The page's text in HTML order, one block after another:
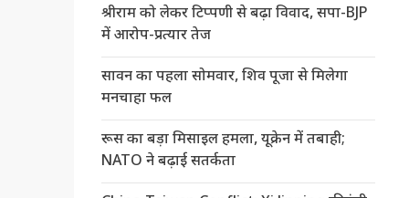
श्रीराम को लेकर टिप्पणी से बढ़ा विवाद, सपा-BJP
में आरोप-प्रत्यार तेज
सावन का पहला सोमवार, शिव पूजा से मिलेगा
मनचाहा फल
रूस का बड़ा मिसाइल हमला, यूक्रेन में तबाही;
NATO ने बढ़ाई सतर्कता